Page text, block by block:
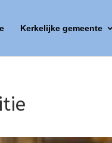
Kerkelijke gemeente